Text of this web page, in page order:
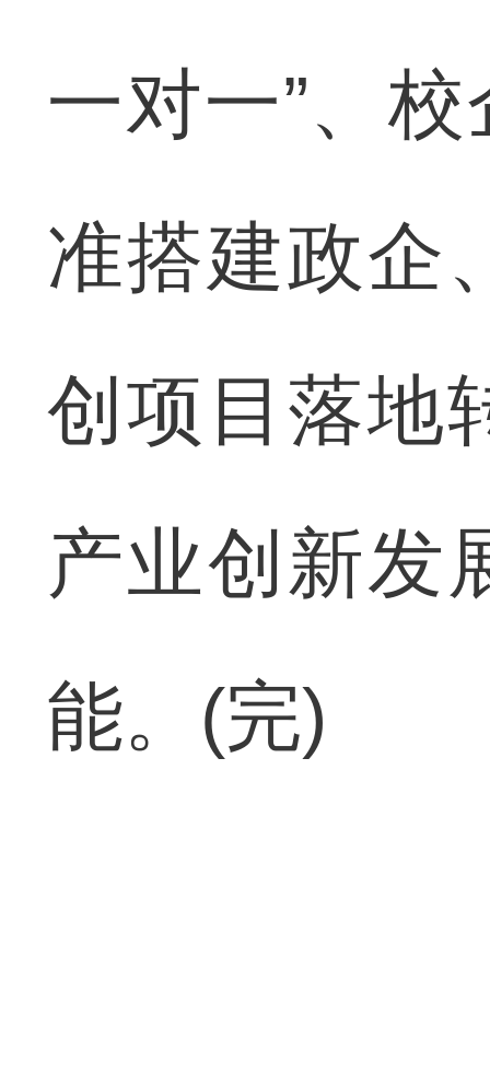
一对一”、
准搭建政企
创项目落地
产业创新发
能。(完)